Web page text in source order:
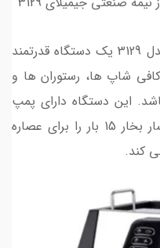
اسپرسوساز نیمه صنعتی جیمیلای مدل 3129 یک دستگاه قدرتمند
شاپ ها، رستوران ها و
این دستگاه دارای پمپ
ایتالیایی با کیفیت بالا است که فشار بخار 15 بار را برای عصاره
کند.